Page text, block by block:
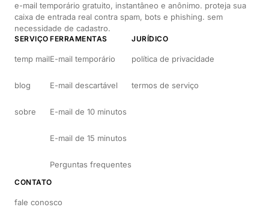
e-mail temporário gratuito, instantâneo e anônimo. proteja sua
caixa de entrada real contra spam, bots e phishing. sem
necessidade de cadastro.
SERVIÇO
temp mail
blog
sobre
FERRAMENTAS
E-mail temporário
E-mail descartável
E-mail de 10 minutos
E-mail de 15 minutos
Perguntas frequentes
JURÍDICO
política de privacidade
termos de serviço
CONTATO
fale conosco